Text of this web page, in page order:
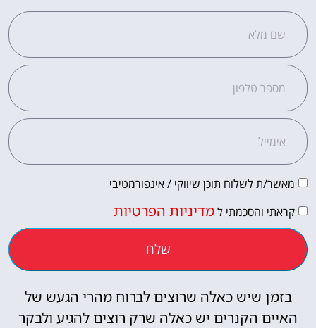
לחצו
מאשר/ת לשלוח תוכן שיווקי / אינפורמטיבי
קראתי והסכמתי למדיניות הפרטיות
שלח
בזמן שיש כאלה שרוצים לברוח מהרי הגעש של
האיים הקנרים יש כאלה שרק רוצים להגיע ולבקר